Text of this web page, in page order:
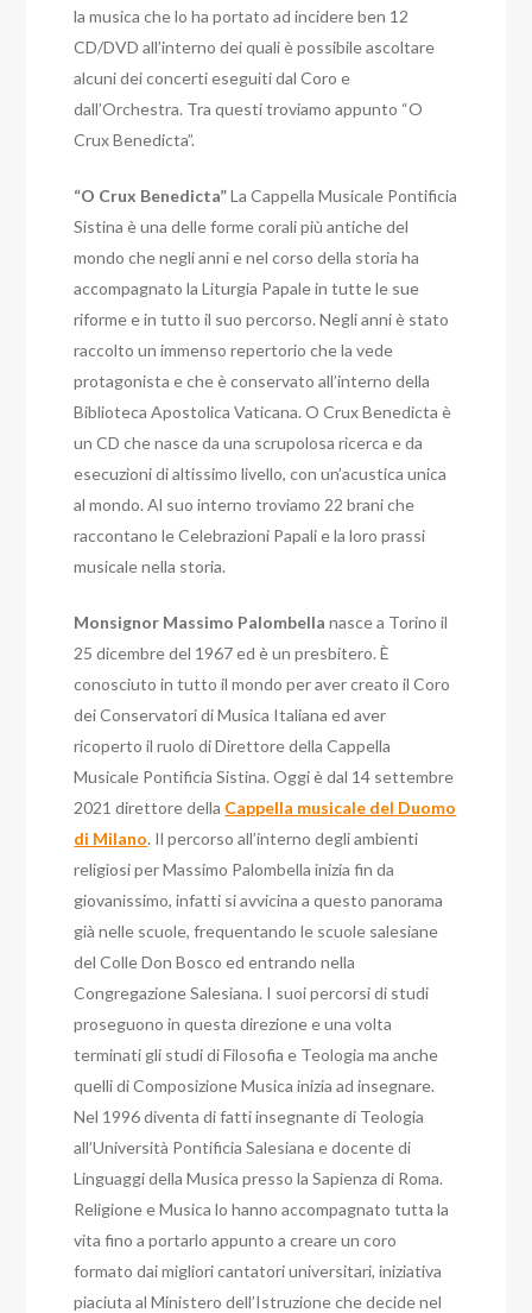
la musica che lo ha portato ad incidere ben 12
CD/DVD all’interno dei quali è possibile ascoltare
alcuni dei concerti eseguiti dal Coro e
dall’Orchestra. Tra questi troviamo appunto “O
Crux Benedicta”.
“O Crux Benedicta”La Cappella Musicale Pontificia
Sistina è una delle forme corali più antiche del
mondo che negli anni e nel corso della storia ha
accompagnato la Liturgia Papale in tutte le sue
riforme e in tutto il suo percorso. Negli anni è stato
raccolto un immenso repertorio che la vede
protagonista e che è conservato all’interno della
Biblioteca Apostolica Vaticana. O Crux Benedicta è
un CD che nasce da una scrupolosa ricerca e da
esecuzioni di altissimo livello, con un’acustica unica
al mondo. Al suo interno troviamo 22 brani che
raccontano le Celebrazioni Papali e la loro prassi
musicale nella storia.
Monsignor Massimo Palombella nasce a Torino il
25 dicembre del 1967 ed è un presbitero. È
conosciuto in tutto il mondo per aver creato il Coro
dei Conservatori di Musica Italiana ed aver
ricoperto il ruolo di Direttore della Cappella
Musicale Pontificia Sistina. Oggi è dal 14 settembre
2021 direttore della Cappella musicale del Duomo
di Milano. Il percorso all’interno degli ambienti
religiosi per Massimo Palombella inizia fin da
giovanissimo, infatti si avvicina a questo panorama
già nelle scuole, frequentando le scuole salesiane
del Colle Don Bosco ed entrando nella
Congregazione Salesiana. I suoi percorsi di studi
proseguono in questa direzione e una volta
terminati gli studi di Filosofia e Teologia ma anche
quelli di Composizione Musica inizia ad insegnare.
Nel 1996 diventa di fatti insegnante di Teologia
all’Università Pontificia Salesiana e docente di
Linguaggi della Musica presso la Sapienza di Roma.
Religione e Musica lo hanno accompagnato tutta la
vita fino a portarlo appunto a creare un coro
formato dai migliori cantatori universitari, iniziativa
piaciuta al Ministero dell’Istruzione che decide nel